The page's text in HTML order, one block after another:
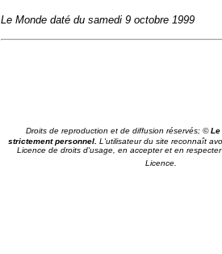
Le Monde daté du samedi 9 octobre 1999
Droits de reproduction et de diffusion réservés; ©Le
strictement personnel. L'utilisateur du site reconnaît
Licence de droits d'usage, en accepter et en
Licence.